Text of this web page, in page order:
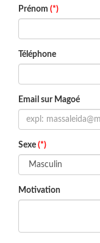
Prénom (*)
Téléphone
Email sur Magoé
Sexe (*)
Motivation